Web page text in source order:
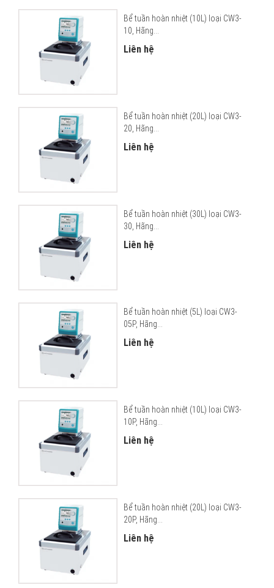
Bể tuần hoàn nhiệt (10L) loại CW3-
10, Hãng...
Liên hệ
Bể tuần hoàn nhiệt (20L) loại CW3-
20, Hãng...
Liên hệ
Bể tuần hoàn nhiệt (30L) loại CW3-
30, Hãng...
Liên hệ
Bể tuần hoàn nhiệt (5L) loại CW3-
05P, Hãng...
Liên hệ
Bể tuần hoàn nhiệt (10L) loại CW3-
10P, Hãng...
Liên hệ
Bể tuần hoàn nhiệt (20L) loại CW3-
20P, Hãng...
Liên hệ